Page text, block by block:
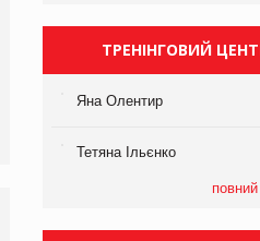
знищення своєї продукції
на складі після російської
атаки
ТРЕНІНГОВИЙ
Яна Олентир
Тетяна Ільєнко